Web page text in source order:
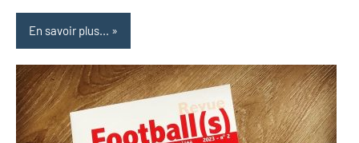
En savoir plus...